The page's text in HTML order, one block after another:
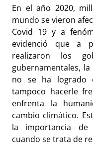
En el año 2020,
mundo se vieron
Covid 19 y a
evidenció que a
realizaron los
gubernamentales,
no se ha logrado
tampoco hacerle
enfrenta la
cambio climático.
la importancia de
cuando se trata de